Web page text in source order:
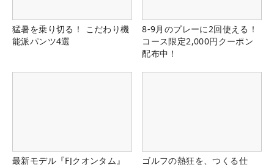
猛暑を乗り切る！ こだわり機
能派パンツ4選
8-9月のプレーに2回使える！
コース限定2,000円クーポン
配布中！
最新モデル『FJクオンタム』
ゴルフの熱狂を、つくる仕